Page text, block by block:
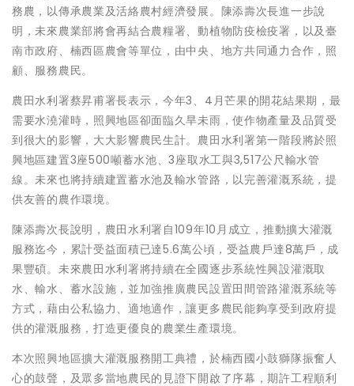
務農，以傳承農業及活絡農村經濟發展。陳添壽次長進一步說
明，未來農業部將會再結合農糧署、動植物防疫檢疫署，以及臺
南市政府、楠西區農會等單位，由中央、地方共同通力合作，照
顧、服務農民。
農田水利署蔡昇甫署長表示，今年3、4月芒果的開花結果期，最
需要水澆灌時，照興地區卻面臨久旱未雨，使作物產量及品質受
到很大的影響，大大影響農民生計。農田水利署第一階段將於照
興地區建置3座500噸蓄水池、3座取水工與3,517公尺輸水管
線。未來也將持續建置蓄水池及輸水管路，以完善灌溉系統，提
供友善的農作環境。
陳添壽次長說明，農田水利署自109年10月成立，推動擴大灌溉
服務迄今，累計受益面積已達5.6萬公頃，受益農戶達8萬戶，成
果豐碩。未來農田水利署將持續在全國逐步系統性興設灌溉取
水、輸水、蓄水設施，並加強推廣農民設置田間管路灌溉系統等
方式，藉由公私協力、適地適作，讓更多農民能夠享受到政府提
供的灌溉服務，打造更優良的農業生產環境。
本次照興地區擴大灌溉服務開工典禮，於楠西國小鼓獅隊振奮人
心的鼓聲，及眾多當地農民的見證下開啟了序幕，期許工程順利